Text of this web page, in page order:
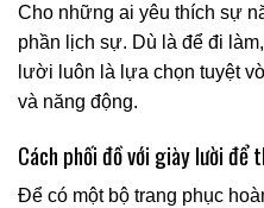
Cho những ai yêu thích sự
phần lịch sự. Dù là để đi
lười luôn là lựa chọn tuyệt
và năng động.
Cách phối đồ với giày lười để
Để có một bộ trang phục